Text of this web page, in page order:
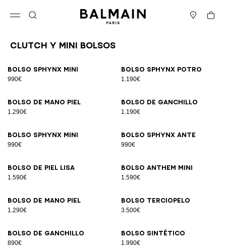
Cesta
Clutch y Mini Bolsos
Bolso SPHYNX Mini
990€
Bolso SPHYNX potro
1.190€
Bolso de mano piel
1.290€
Bolso de ganchillo
1.190€
Bolso SPHYNX Mini
990€
Bolso SPHYNX ante
990€
Bolso de piel lisa
1.590€
Bolso ANTHEM Mini
1.590€
Bolso de mano piel
1.290€
Bolso terciopelo
3.500€
Bolso de ganchillo
890€
Bolso sintético
1.990€